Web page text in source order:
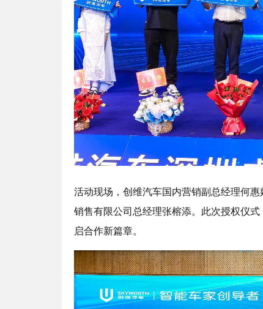
活动现场，创维汽车国内营销副总经理何
销售有限公司总经理张榕添。此次授权仪
启合作新篇章。